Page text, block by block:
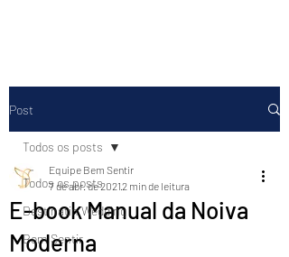
Post
Todos os posts
Destinatin Wedding
Bem Sentir
Todos os posts
E-book Manual da Noiva
Moderna
Equipe Bem Sentir
7 de abr. de 20212 min de leitura